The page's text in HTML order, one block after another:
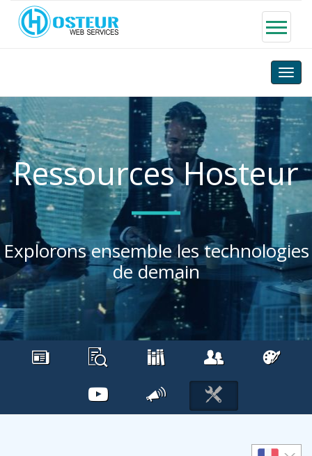
Toggle
Ressources Hosteur
Explorons ensemble les technologies
de demain